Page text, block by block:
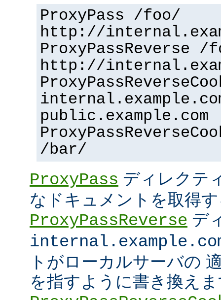
ProxyPass /foo/
http://
ProxyPassReverse /
http://
public.example.com
/bar/
ProxyPass ディレクテ
なドキュメントを取得
ProxyPassReverse デ
トがローカルサーバの
を指すように書き換え